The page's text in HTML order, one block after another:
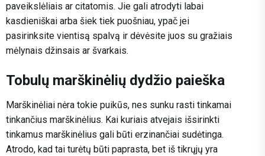
paveikslėliais ar citatomis. Jie gali atrodyti labai
kasdieniškai arba šiek tiek puošniau, ypač jei
pasirinksite vientisą spalvą ir dėvėsite juos su gražiais
mėlynais džinsais ar švarkais.
Tobulų marškinėlių dydžio paieška
Marškinėliai nėra tokie puikūs, nes sunku rasti tinkamai
tinkančius marškinėlius. Kai kuriais atvejais išsirinkti
tinkamus marškinėlius gali būti erzinančiai sudėtinga.
Atrodo, kad tai turėtų būti paprasta, bet iš tikrųjų yra